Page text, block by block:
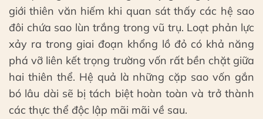
giới thiên văn hiếm khi quan sát thấy các hệ sao
đôi chứa sao lùn trắng trong vũ trụ. Loạt phản lực
xảy ra trong giai đoạn khổng lồ đỏ có khả năng
phá vỡ liên kết trọng trường vốn rất bền chặt giữa
hai thiên thể. Hệ quả là những cặp sao vốn gắn
bó lâu dài sẽ bị tách biệt hoàn toàn và trở thành
các thực thể độc lập mãi mãi về sau.